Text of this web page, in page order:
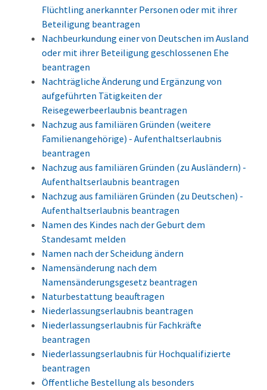
Flüchtling anerkannter Personen oder mit ihrer
Beteiligung beantragen
Nachbeurkundung einer von Deutschen im Ausland
oder mit ihrer Beteiligung geschlossenen Ehe
beantragen
Nachträgliche Änderung und Ergänzung von
aufgeführten Tätigkeiten der
Reisegewerbeerlaubnis beantragen
Nachzug aus familiären Gründen (weitere
Familienangehörige) - Aufenthaltserlaubnis
beantragen
Nachzug aus familiären Gründen (zu Ausländern) -
Aufenthaltserlaubnis beantragen
Nachzug aus familiären Gründen (zu Deutschen) -
Aufenthaltserlaubnis beantragen
Namen des Kindes nach der Geburt dem
Standesamt melden
Namen nach der Scheidung ändern
Namensänderung nach dem
Namensänderungsgesetz beantragen
Naturbestattung beauftragen
Niederlassungserlaubnis beantragen
Niederlassungserlaubnis für Fachkräfte
beantragen
Niederlassungserlaubnis für Hochqualifizierte
beantragen
Öffentliche Bestellung als besonders